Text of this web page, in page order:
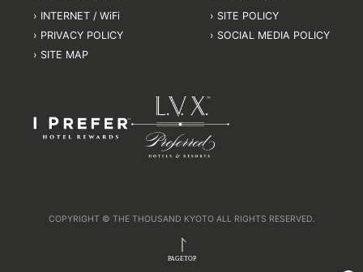
INTERNET / WiFi
SITE POLICY
PRIVACY POLICY
SOCIAL MEDIA POLICY
SITE MAP
COPYRIGHT © THE THOUSAND KYOTO ALL RIGHTS RESERVED.
PAGETOP